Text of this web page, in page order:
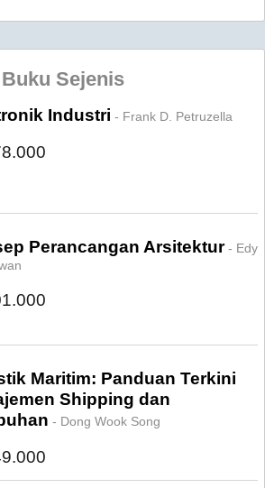
Buku Sejenis
Industri - Frank D. Petruzella
Perancangan Arsitektur- Edy
Maritim: Panduan Terkini
Shipping dan
- Dong Wook Song